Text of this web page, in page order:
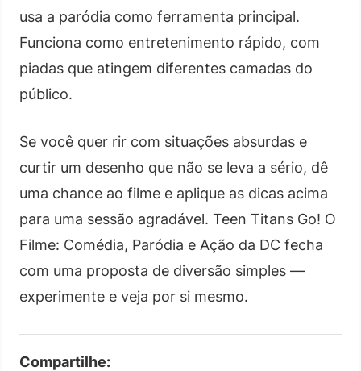
usa a paródia como ferramenta principal.
Funciona como entretenimento rápido, com
piadas que atingem diferentes camadas do
público.
Se você quer rir com situações absurdas e
curtir um desenho que não se leva a sério, dê
uma chance ao filme e aplique as dicas acima
para uma sessão agradável. Teen Titans Go! O
Filme: Comédia, Paródia e Ação da DC fecha
com uma proposta de diversão simples —
experimente e veja por si mesmo.
Compartilhe: